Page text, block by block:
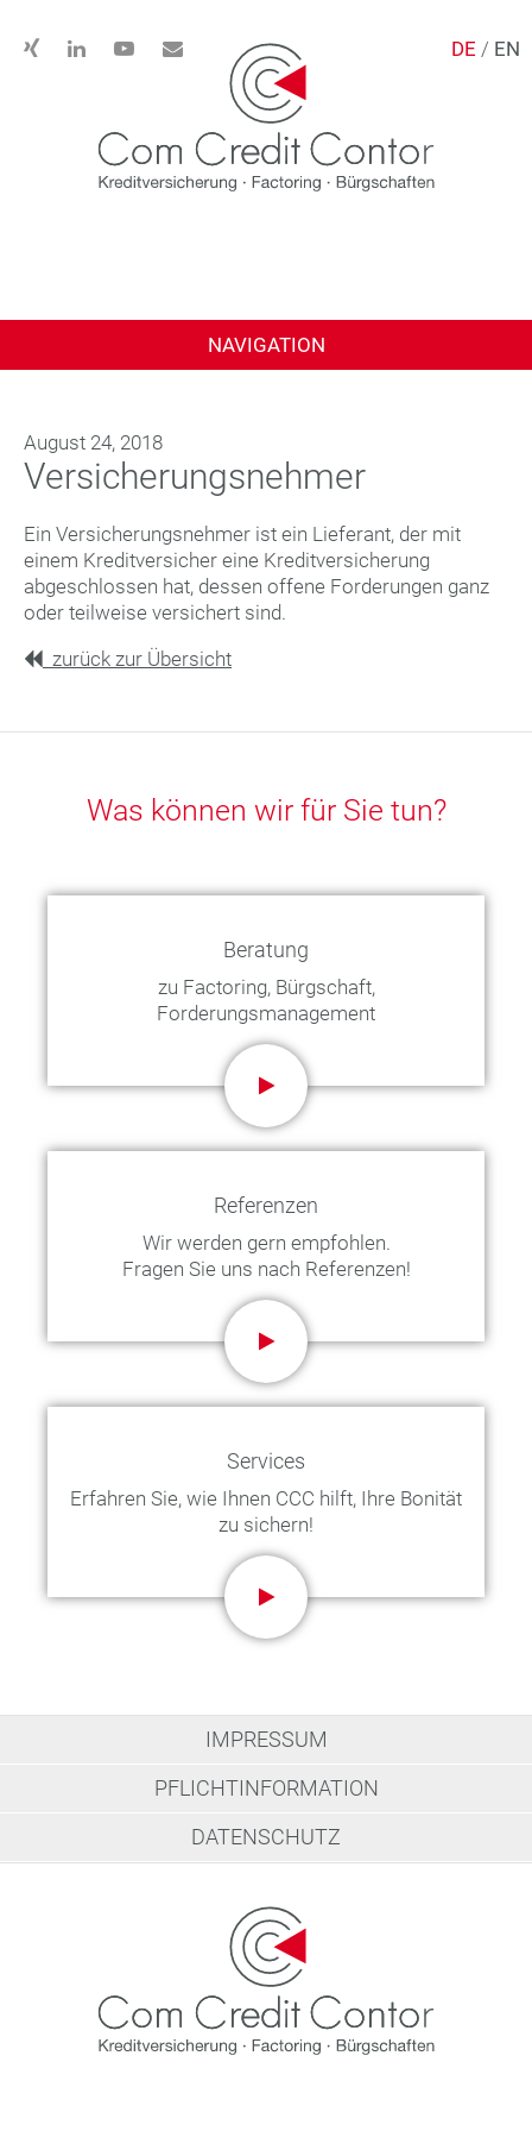
DE / EN
NAVIGATION
August 24, 2018
Versicherungsnehmer
Ein Versicherungsnehmer ist ein Lieferant, der mit
einem Kreditversicher eine Kreditversicherung
abgeschlossen hat, dessen offene Forderungen ganz
oder teilweise versichert sind.
zurück zur Übersicht
Was können wir für Sie tun?
Beratung
zu Factoring, Bürgschaft,
Forderungsmanagement
Referenzen
Wir werden gern empfohlen.
Fragen Sie uns nach Referenzen!
Services
Erfahren Sie, wie Ihnen CCC hilft, Ihre Bonität
zu sichern!
IMPRESSUM
PFLICHTINFORMATION
DATENSCHUTZ